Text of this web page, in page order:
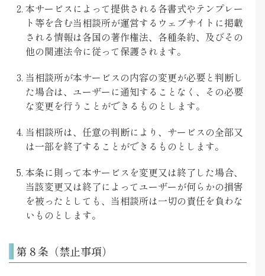
本サービスによって提供される各書式やテンプレー
ト等を含む当相談所が運営するウェブサイトに掲載
される情報は各国の著作権法、各種条約、及びその
他の関連法令に従って保護されます。
当相談所が本サービスの内容の変更が必要と判断し
た場合は、ユーザーに通知することなく、その必要
な変更を行うことができるものとします。
当相談所は、任意の判断により、サービスの全部又
は一部を終了することができるものとします。
本条に則って本サービスを変更又は終了した場合、
当該変更又は終了によってユーザーが何らかの損害
を被ったとしても、当相談所は一切の責任を負わな
いものとします。
第８条（禁止事項）